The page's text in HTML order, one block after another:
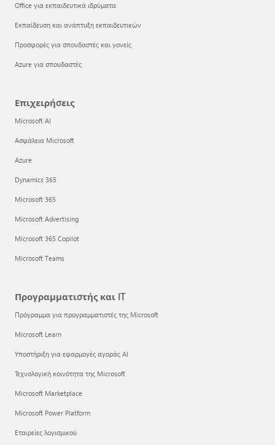
Office για εκπαιδευτικά ιδρύματα
Εκπαίδευση και ανάπτυξη εκπαιδευτικών
Προσφορές για σπουδαστές και γονείς
Azure για σπουδαστές
Επιχειρήσεις
Microsoft AI
Ασφάλεια Microsoft
Azure
Dynamics 365
Microsoft 365
Microsoft Advertising
Microsoft 365 Copilot
Microsoft Teams
Προγραμματιστής και IT
Πρόγραμμα για προγραμματιστές της Microsoft
Microsoft Learn
Υποστήριξη για εφαρμογές αγοράς AI
Τεχνολογική κοινότητα της Microsoft
Microsoft Marketplace
Microsoft Power Platform
Εταιρείες λογισμικού